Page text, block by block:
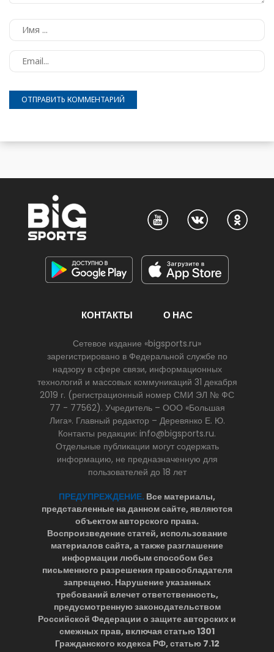
КОНТАКТЫ О НАС
Сетевое издание «bigsports.ru»
зарегистрировано в Федеральной службе по
надзору в сфере связи, информационных
технологий и массовых коммуникаций 31 декабря
2019 г. (регистрационный номер СМИ ЭЛ № ФС
77 - 77562). Учредитель – ООО «Большая
Лига». Главный редактор – Деревянко Е. Ю.
Контакты редакции: info@bigsports.ru.
Отдельные публикации могут содержать
информацию, не предназначенную для
пользователей до 18 лет
ПРЕДУПРЕЖДЕНИЕ. Все материалы,
представленные на данном сайте, являются
объектом авторского права.
Воспроизведение статей, использование
материалов сайта, а также разглашение
информации любым способом без
письменного разрешения правообладателя
запрещено. Нарушение указанных
требований влечет ответственность,
предусмотренную законодательством
Российской Федерации о защите авторских и
смежных прав, включая статью 1301
Гражданского кодекса РФ, статью 7.12